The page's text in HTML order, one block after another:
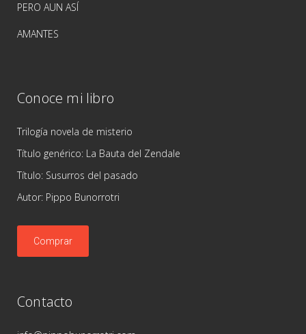
PERO AUN ASÍ
AMANTES
Conoce mi libro
Trilogía novela de misterio
Título genérico: La Bauta del Zendale
Título: Susurros del pasado
Autor: Pippo Bunorrotri
Comprar
Contacto